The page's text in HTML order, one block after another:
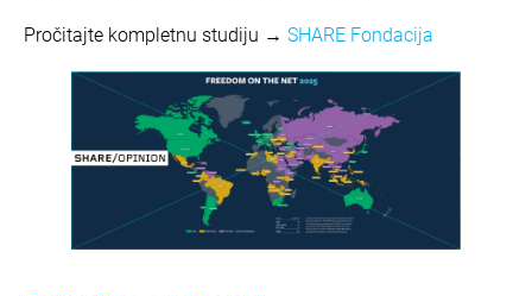
Pročitajte kompletnu studiju → SHARE Fondacija